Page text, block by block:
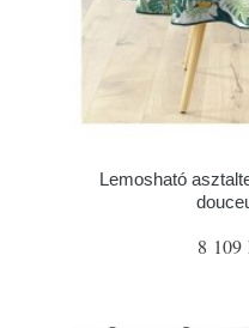
Lemosható
8 109